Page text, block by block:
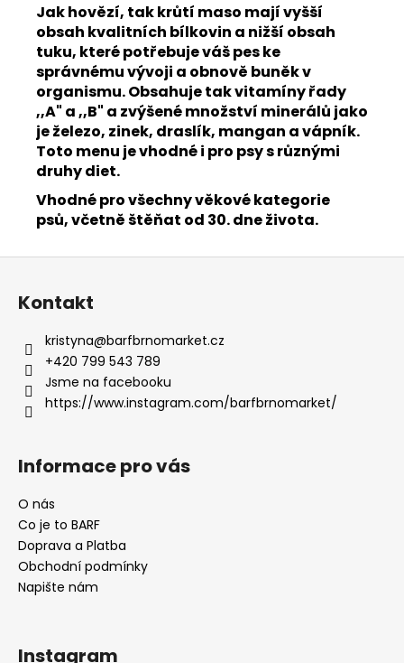
Jak hovězí, tak krůtí maso mají vyšší
obsah kvalitních bílkovin a nižší obsah
tuku, které potřebuje váš pes ke
správnému vývoji a obnově buněk v
organismu. Obsahuje tak vitamíny řady
,,A" a ,,B" a zvýšené množství minerálů jako
je železo, zinek, draslík, mangan a vápník.
Toto menu je vhodné i pro psy s různými
druhy diet.
Vhodné pro všechny věkové kategorie
psů,včetně štěňat od 30. dne života.
Z
Kontakt
kristyna@barfbrnomarket.cz
+420 799 543 789
Jsme na facebooku
https://www.instagram.com/barfbrnomarket/
Informace pro vás
O nás
Co je to BARF
Doprava a Platba
Obchodní podmínky
Napište nám
Instagram